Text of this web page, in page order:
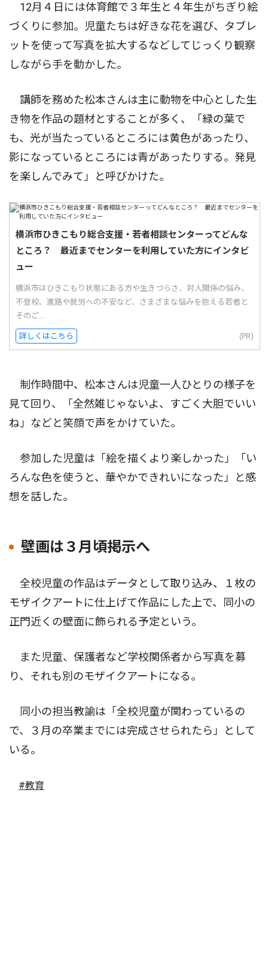
12月４日には体育館で３年生と４年生がちぎり絵
づくりに参加。児童たちは好きな花を選び、タブレ
ットを使って写真を拡大するなどしてじっくり観察
しながら手を動かした。
講師を務めた松本さんは主に動物を中心とした生
き物を作品の題材とすることが多く、「緑の葉で
も、光が当たっているところには黄色があったり、
影になっているところには青があったりする。発見
を楽しんでみて」と呼びかけた。
横浜市ひきこもり総合支援・若者相談センターってどんな
ところ？ 最近までセンターを利用していた方にインタビ
ュー
横浜市はひきこもり状態にある方や生きづらさ、対人関係の悩み、
不登校、進路や就労への不安など、さまざまな悩みを抱える若者と
そのご...
詳しくはこちら (PR)
制作時間中、松本さんは児童一人ひとりの様子を
見て回り、「全然雑じゃないよ、すごく大胆でいい
ね」などと笑顔で声をかけていた。
参加した児童は「絵を描くより楽しかった」「い
ろんな色を使うと、華やかできれいになった」と感
想を話した。
壁画は３月頃掲示へ
全校児童の作品はデータとして取り込み、１枚の
モザイクアートに仕上げて作品にした上で、同小の
正門近くの壁面に飾られる予定という。
また児童、保護者など学校関係者から写真を募
り、それも別のモザイクアートになる。
同小の担当教諭は「全校児童が関わっているの
で、３月の卒業までには完成させられたら」として
いる。
#教育